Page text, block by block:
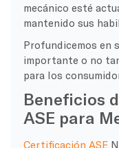
mecánico esté
mantenido sus
Profundicemos en
importante o no
para los
Beneficios
ASE para
Certificación ASE